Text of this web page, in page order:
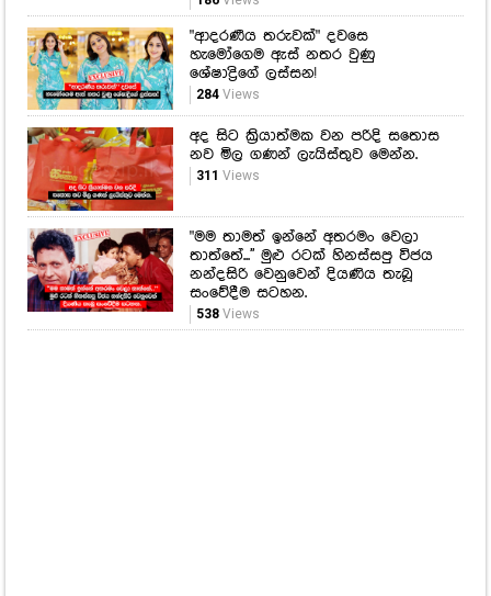
හෙට ශිෂ්‍යත්වය ලියන දරුවන්ගේ
අම්මලා තාත්තලා අනිවාර්යයෙන්ම
බලන්න! විභාගයට යන්න කලින් මේ
දේවල් දැනගෙනම යන්න...
"ආදරණීය තරුවක්" දවසෙ
හැමෝගෙම ඇස් නතර වුණු
284Views
අද සිට ක්‍රියාත්මක වන පරිදි සතොස
නව මිල ගණන් ලැයිස්තුව මෙන්න.
311Views